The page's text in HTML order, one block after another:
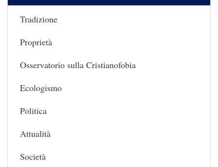
Tradizione
Proprietà
Osservatorio sulla Cristianofobia
Ecologismo
Politica
Attualità
Società